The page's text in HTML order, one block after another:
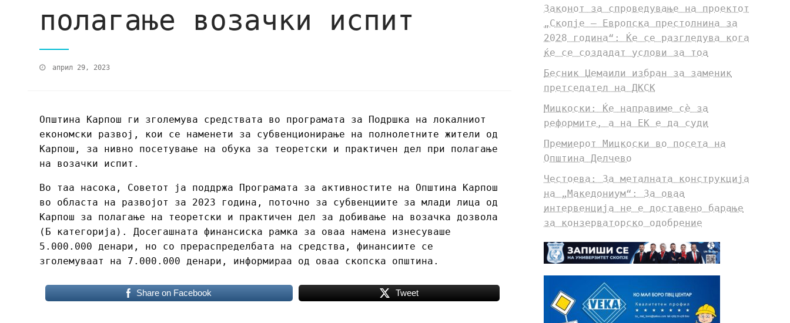
полагање возачки испит
април 29, 2023
Општина Карпош ги зголемува средствата во програмата за Подршка на локалниот
економски развој, кои се наменети за субвенционирање на полнолетните жители од
Карпош, за нивно посетување на обука за теоретски и практичен дел при полагање
на возачки испит.
Во таа насока, Советот ја поддржа Програмата за активностите на Општина Карпош
во областа на развојот за 2023 година, поточно за субвенциите за млади лица од
Карпош за полагање на теоретски и практичен дел за добивање на возачка дозвола
(Б категорија). Досегашната финансиска рамка за оваа намена изнесуваше
5.000.000 денари, но со прераспределбата на средства, финансиите се
зголемуваат на 7.000.000 денари, информираа од оваа скопска општина.
Share on Facebook Tweet
Законот за спроведување на проектот
„Скопје – Европска престолнина за
2028 година“: Ќе се разгледува кога
ќе се создадат услови за тоа
Бесник Џемаили избран за заменик
претседател на ДКСК
Мицкоски: Ќе направиме сè за
реформите, а на ЕК е да суди
Премиерот Мицкоски во посета на
Општина Делчево
Честоева: За металната конструкција
на „Македониум“: За оваа
интервенција не е доставено барање
за конзерваторско одобрение